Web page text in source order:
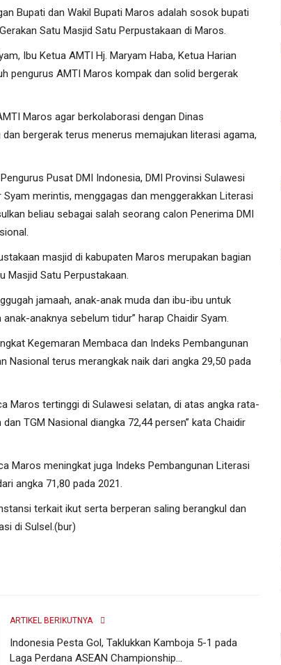
Bupati dan Wakil Bupati Maros adalah sosok bupati
Satu Masjid Satu Perpustakaan di Maros.
Ibu Ketua AMTI Hj. Maryam Haba, Ketua Harian
pengurus AMTI Maros kompak dan solid bergerak
Maros agar berkolaborasi dengan Dinas
bergerak terus menerus memajukan literasi agama,
Pusat DMI Indonesia, DMI Provinsi Sulawesi
merintis, menggagas dan menggerakkan Literasi
beliau sebagai salah seorang calon Penerima DMI
masjid di kabupaten Maros merupakan bagian
Masjid Satu Perpustakaan.
jamaah, anak-anak muda dan ibu-ibu untuk
anaknya sebelum tidur” harap Chaidir Syam.
Kegemaran Membaca dan Indeks Pembangunan
Nasional terus merangkak naik dari angka 29,50 pada
Maros tertinggi di Sulawesi selatan, di atas angka rata-
TGM Nasional diangka 72,44 persen” kata Chaidir
Maros meningkat juga Indeks Pembangunan Literasi
angka 71,80 pada 2021.
terkait ikut serta berperan saling berangkul dan
di Sulsel.(bur)
ARTIKEL BERIKUTNYA
Indonesia Pesta Gol, Taklukkan Kamboja 5-1 pada
Laga Perdana ASEAN Championship...